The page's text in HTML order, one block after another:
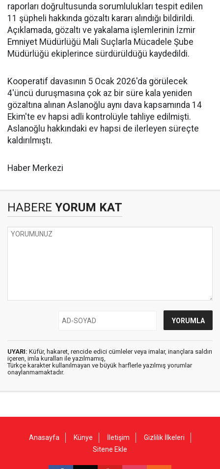
raporları doğrultusunda sorumlulukları tespit edilen
11 şüpheli hakkında gözaltı kararı alındığı bildirildi.
Açıklamada, gözaltı ve yakalama işlemlerinin İzmir
Emniyet Müdürlüğü Mali Suçlarla Mücadele Şube
Müdürlüğü ekiplerince sürdürüldüğü kaydedildi.
Kooperatif davasının 5 Ocak 2026'da görülecek
4'üncü duruşmasına çok az bir süre kala yeniden
gözaltına alınan Aslanoğlu aynı dava kapsamında 14
Ekim'te ev hapsi adli kontrolüyle tahliye edilmişti.
Aslanoğlu hakkındaki ev hapsi de ilerleyen süreçte
kaldırılmıştı.
Haber Merkezi
HABERE YORUM KAT
UYARI: Küfür, hakaret, rencide edici cümleler veya imalar, inançlara saldırı
içeren, imla kuralları ile yazılmamış,
Türkçe karakter kullanılmayan ve büyük harflerle yazılmış yorumlar
onaylanmamaktadır.
Anasayfa Künye İletişim
Gizlilik İlkeleri
Sitene Ekle